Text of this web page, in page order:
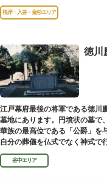
った由来からツノのない「おに
根岸・入谷・金杉エリア
徳川
江戸幕府最後の将軍である徳川
墓地にあります。円墳状の墓で
華族の最高位である「公爵」を
自分の葬儀を仏式でなく神式で
ような円墳が建てられました。
谷中エリア